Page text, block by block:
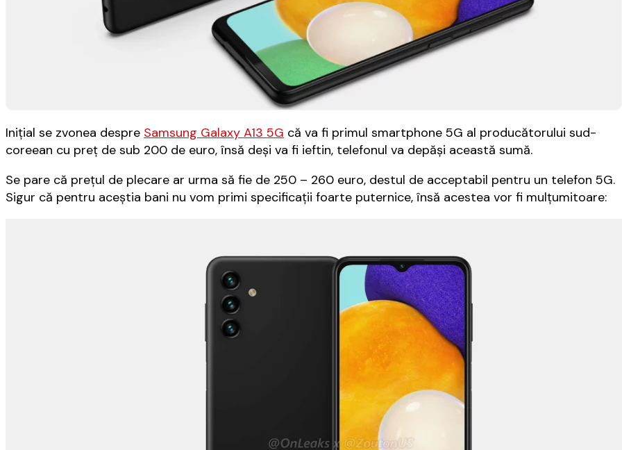
Iniţial se zvonea despre Samsung Galaxy A13 5G că va fi primul smartphone 5G al producătorului sud-
coreean cu preţ de sub 200 de euro, însă deşi va fi ieftin, telefonul va depăşi această sumă.
Se pare că preţul de plecare ar urma să fie de 250 – 260 euro, destul de acceptabil pentru un telefon 5G.
Sigur că pentru aceştia bani nu vom primi specificaţii foarte puternice, însă acestea vor fi mulţumitoare: